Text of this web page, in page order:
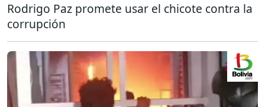
Rodrigo Paz promete usar el chicote contra la
corrupción